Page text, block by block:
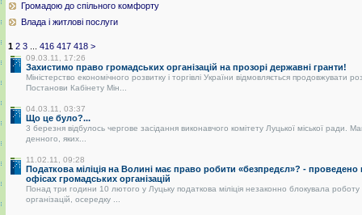
Громадою до спільного комфорту
Влада і житлові послуги
1 2 3 416 417 418 >
09.03.11, 17:26
Захистимо право громадських організацій на прозорі державні гранти!
Міністерство економічного розвитку і торгівлі України відмовляється продовжувати
Постанови Кабінету Мін...
04.03.11, 03:37
Що це було?...
3 березня відбулось чергове засідання виконавчого комітету Луцької міської ради.
денного, яких...
11.02.11, 09:28
Податкова міліція на Волині має право робити «безпредєл»? -
офісах громадських організацій
Понад три години 10 лютого у Луцьку податкова міліція незаконно блокувала
організацій, осередку ...